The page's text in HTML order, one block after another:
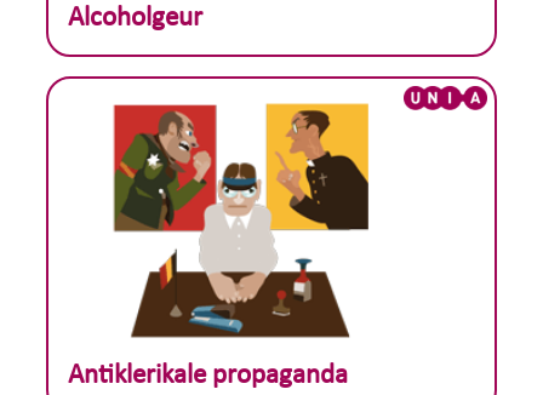
Theoretisch voorbeeld :
Alcoholgeur
Theoretisch voorbeeld :
Antiklerikale propaganda